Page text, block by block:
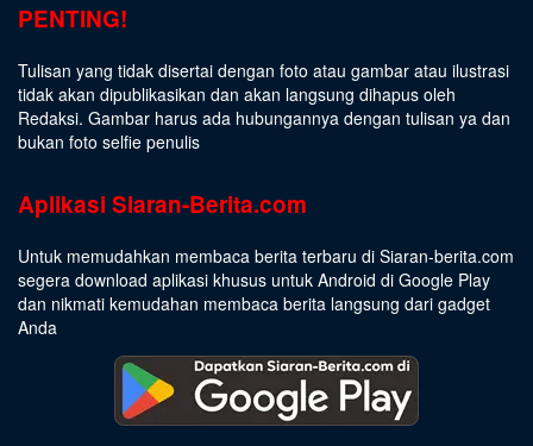
PENTING!
Tulisan yang tidak disertai dengan foto atau gambar atau ilustrasi
tidak akan dipublikasikan dan akan langsung dihapus oleh
Redaksi. Gambar harus ada hubungannya dengan tulisan ya dan
bukan foto selfie penulis
Aplikasi Siaran-Berita.com
Untuk memudahkan membaca berita terbaru di Siaran-berita.com
segera download aplikasi khusus untuk Android di Google Play
dan nikmati kemudahan membaca berita langsung dari gadget
Anda